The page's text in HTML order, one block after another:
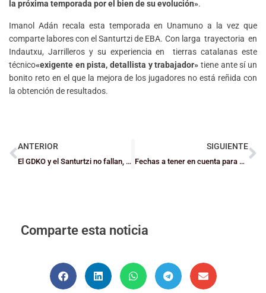
la próxima temporada por el bien de su evolución».
Imanol Adán recala esta temporada en Unamuno a la vez que
comparte labores con el Santurtzi de EBA. Con larga trayectoria en
Indautxu, Jarrilleros y su experiencia en tierras catalanas este
técnico«exigente en pista, detallista y trabajador» tiene ante sí un
bonito reto en el que la mejora de los jugadores no está reñida con
la obtención de resultados.
ANTERIOR
El GDKO y el Santurtzi no fallan, Zornotza y Bilbao BSR repiten errores
SIGUIENTE
Fechas a tener en cuenta para equipos y clubes federados
Comparte esta noticia